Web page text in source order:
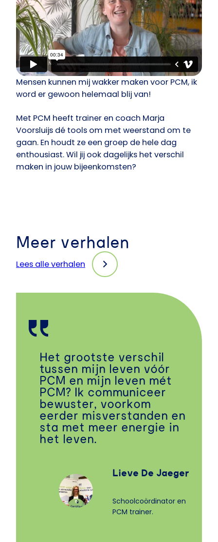
Mensen kunnen mij wakker maken voor PCM, ik
word er gewoon helemaal blij van!
Met PCM heeft trainer en coach Marja
Voorsluijs dé tools om met weerstand om te
gaan. En houdt ze een groep de hele dag
enthousiast. Wil jij ook dagelijks het verschil
maken in jouw bijeenkomsten?
Meer verhalen
Lees alle verhalen
Het grootste verschil
tussen mijn leven vóór
PCM en mijn leven mét
PCM? Ik communiceer
bewuster, voorkom
eerder misverstanden en
sta met meer energie in
het leven.
Lieve De Jaeger
Schoolcoördinator en
PCM trainer.